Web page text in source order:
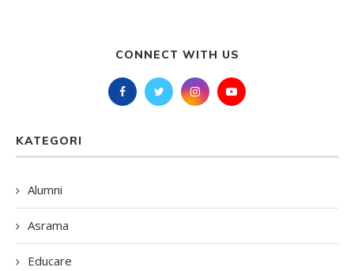
CONNECT WITH US
KATEGORI
Alumni
Asrama
Educare